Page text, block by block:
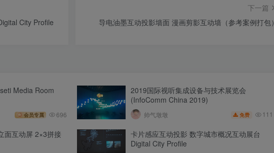
City Profile
下一篇
导电油墨互动投影墙面 漫画剪影互动墙（参考案例打包）
Media Room
会员专属 696
2019国际视听集成设备与技术展览会
(InfoComm China 2019)
帅气墩墩 免费 111
面互动屏 2×3拼接
卡片感应互动投影 数字城市概况互动展台
Digital City Profile